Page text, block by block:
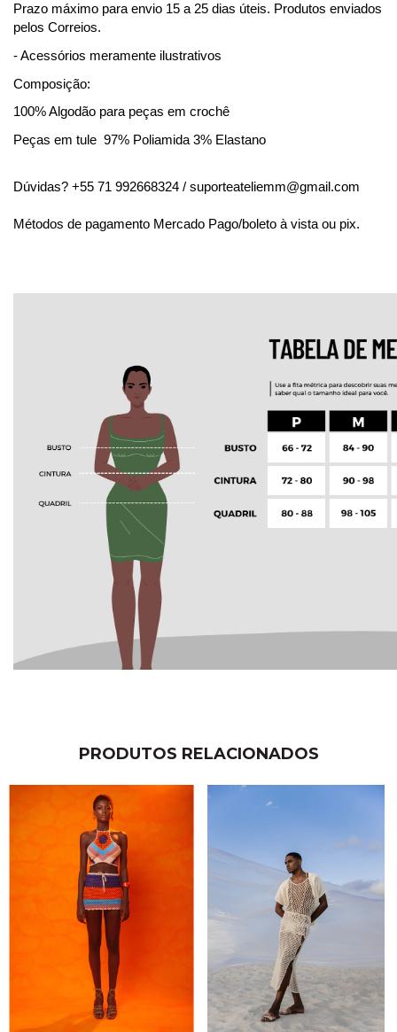
Prazo máximo para envio 15 a 25 dias úteis. Produtos enviados
pelos Correios.
- Acessórios meramente ilustrativos
Composição:
100% Algodão para peças em crochê
Peças em tule  97% Poliamida 3% Elastano
Dúvidas? +55 71 992668324 / suporteateliemm@gmail.com
Métodos de pagamento Mercado Pago/boleto à vista ou pix.
PRODUTOS RELACIONADOS